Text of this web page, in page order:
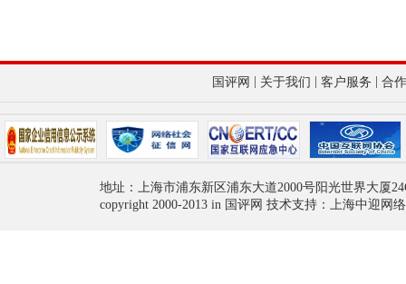
国评网 关于我们 客户服务 合
地址：上海市浦东新区浦东大道2000号阳光世界大厦
copyright 2000-2013 in 国评网 技术支持：上海中迎